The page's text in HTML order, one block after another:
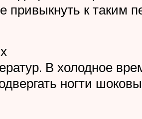
привыкнуть к таким
В холодное
ногти